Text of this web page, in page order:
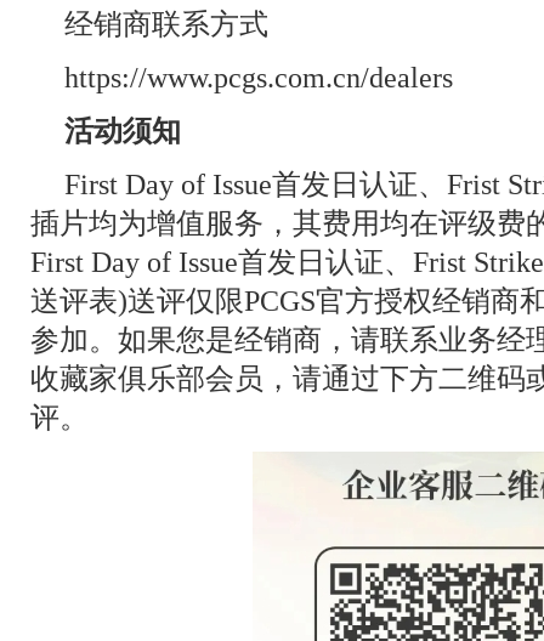
经销商联系方式
https://www.pcgs.com.cn/dealers
活动须知
First Day of Issue首发日认证、Frist
插片均为增值服务，其费用均在评级费
First Day of Issue首发日认证、Frist
送评表)送评仅限PCGS官方授权经销商
参加。如果您是经销商，请联系业务经
收藏家俱乐部会员，请通过下方二维码
评。